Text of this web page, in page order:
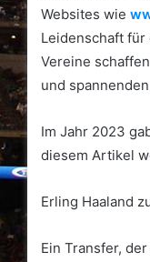
Websites wie
Leidenschaft
Vereine
und
Im Jahr 2023
diesem Artikel
Erling Haaland
Ein Transfer,